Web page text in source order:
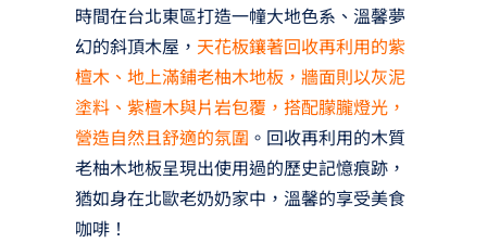
時間在台北東區打造一幢大地色系、溫馨夢
幻的斜頂木屋， 天花板鑲著回收再利用的紫
檀木、地上滿鋪老柚木地板，牆面則以灰泥
塗料、紫檀木與片岩包覆，搭配朦朧燈光，
營造自然且舒適的氛圍 。回收再利用的木質
老柚木地板呈現出使用過的歷史記憶痕跡，
猶如身在北歐老奶奶家中，溫馨的享受美食
咖啡！